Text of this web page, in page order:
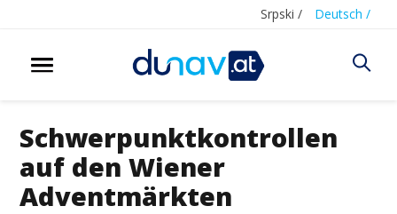
Srpski / Deutsch /
Schwerpunktkontrollen
auf den Wiener
Adventmärkten